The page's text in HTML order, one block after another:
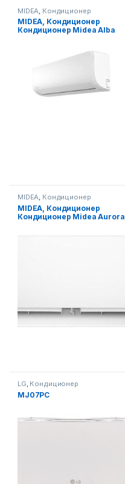
MIDEA Кондиционер
MIDEA, Кондиционер
Кондиционер Midea Alba
MIDEA, Кондиционер
MIDEA, Кондиционер
Кондиционер Midea Aurora
LG, Кондиционер
MJ07PC